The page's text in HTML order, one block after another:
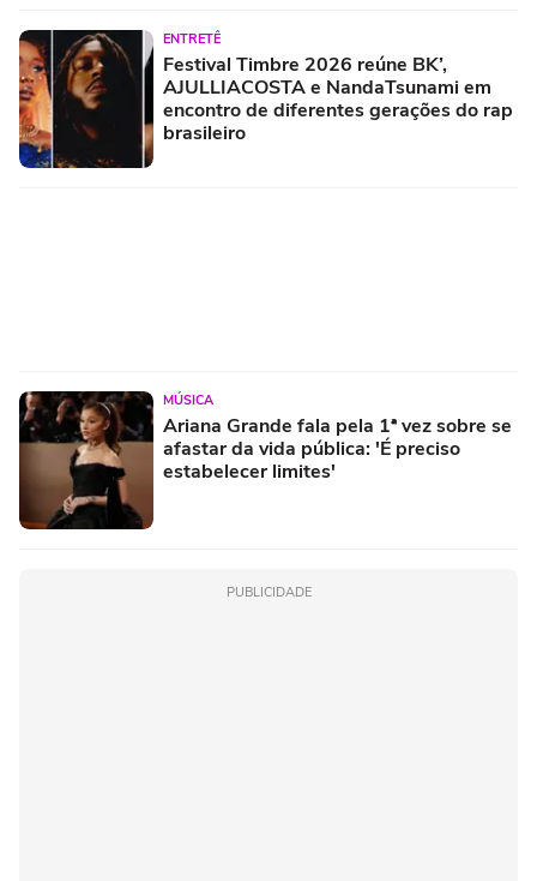
ENTRETÊ
Festival Timbre 2026 reúne BK’,
AJULLIACOSTA e NandaTsunami em
encontro de diferentes gerações do rap
brasileiro
MÚSICA
Ariana Grande fala pela 1ª vez sobre se
afastar da vida pública: 'É preciso
estabelecer limites'
PUBLICIDADE